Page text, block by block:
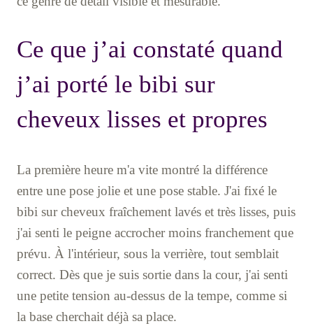
Ce que j’ai constaté quand
j’ai porté le bibi sur
cheveux lisses et propres
La première heure m'a vite montré la différence
entre une pose jolie et une pose stable. J'ai fixé le
bibi sur cheveux fraîchement lavés et très lisses, puis
j'ai senti le peigne accrocher moins franchement que
prévu. À l'intérieur, sous la verrière, tout semblait
correct. Dès que je suis sortie dans la cour, j'ai senti
une petite tension au-dessus de la tempe, comme si
la base cherchait déjà sa place.